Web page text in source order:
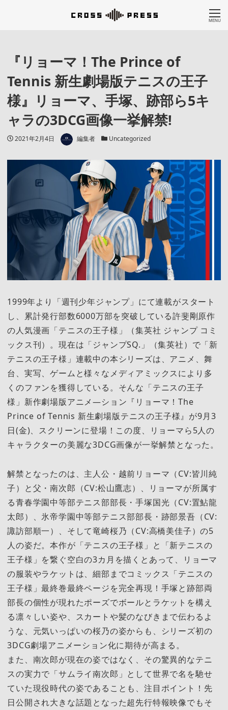
MENU
『リョーマ！The Prince of
Tennis 新生劇場版テニスの王子
様』リョーマ、手塚、跡部ら5キ
ャラの3DCG画像一挙解禁!
投稿日
2021年2月4日 著者 編集者 カテゴリー
Uncategorized
1999年より「週刊少年ジャンプ」にて連載がスタート
し、累計発行部数6000万部を突破している許斐剛原作
の人気漫画「テニスの王子様」（集英社 ジャンプ コミ
ックス刊）。現在は「ジャンプSQ.」（集英社）で「新
テニスの王子様」連載中の本シリーズは、アニメ、舞
台、実写、ゲームと様々なメディアミックスにより多
くのファンを獲得している。そんな「テニスの王子
様」新作劇場版アニメ―ション『リョーマ！The
Prince of Tennis 新生劇場版テニスの王子様』が9月3
日(金)、スクリーンに登場！この度、リョーマら5人の
キャラクターの美麗な3DCG画像が一挙解禁となった。
解禁となったのは、主人公・越前リョーマ（CV:皆川純
子）と父・南次郎（CV:松山鷹志）、リョーマが所属す
る青春学園中等部テニス部部長・手塚国光（CV:置鮎龍
太郎）、氷帝学園中等部テニス部部長・跡部景吾（CV:
諏訪部順一）、そして竜崎桜乃（CV:高橋美佳子）の5
人の姿だ。本作が「テニスの王子様」と「新テニスの
王子様」を繋ぐ空白の3カ月を描くとあって、リョーマ
の服装やラケットは、細部までコミックス「テニスの
王子様」最終巻最終ページを完全再現！手塚と跡部両
部長の個性が現れたポーズでボールとラケットを構え
る凛々しい姿や、スカートや髪のなびきまで伝わるよ
うな、元気いっぱいの桜乃の姿からも、シリーズ初の
3DCG劇場アニメーション化に期待が高まる。
また、南次郎が現在の姿ではなく、その驚異的なテニ
スの実力で「サムライ南次郎」として世界で名を馳せ
ていた現役時代の姿であることも、注目ポイント！先
日公開され大きな話題となった超先行特報映像でもそ